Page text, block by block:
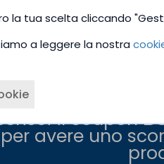
il coupon
per avere uno
e avrai
la tua scelta cliccando
a leggere la nostra